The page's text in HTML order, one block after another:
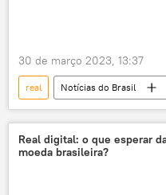
moeda virtual
moeda
yuan
30 de março 2023, 13:37
real Notícias do Brasil
China
Brasil
dólares
Mercosul
Real digital: o que esperar
moeda brasileira?